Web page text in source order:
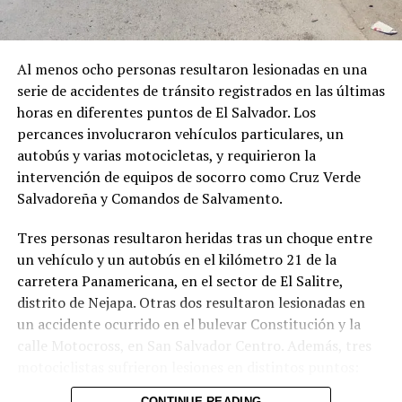
de principales ejes viales de
San Salvador
En «Nacionales»
UP NEXT
Brindan asistencia médica a adultos mayores en
Cuscatlán
Trump pospone ataques contra Irán tras conversaciones
«muy buenas» con Teherán
Comparte esto:
Facebook
Me gusta esto:
Al menos ocho personas resultaron lesionadas en una
serie de accidentes de tránsito registrados en las últimas
horas en diferentes puntos de El Salvador. Los
percances involucraron vehículos particulares, un
autobús y varias motocicletas, y requirieron la
intervención de equipos de socorro como Cruz Verde
Salvadoreña y Comandos de Salvamento.
Tres personas resultaron heridas tras un choque entre
un vehículo y un autobús en el kilómetro 21 de la
carretera Panamericana, en el sector de El Salitre,
distrito de Nejapa. Otras dos resultaron lesionadas en
un accidente ocurrido en el bulevar Constitución y la
calle Motocross, en San Salvador Centro. Además, tres
uno en el kilómetro 17 de la Panamericana (sector La